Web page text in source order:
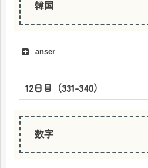
韓国
anser
Korea Selatan
12日目（331-340）
数字